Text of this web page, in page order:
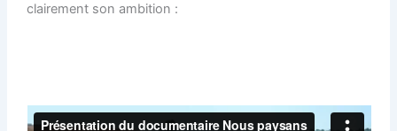
clairement son ambition :